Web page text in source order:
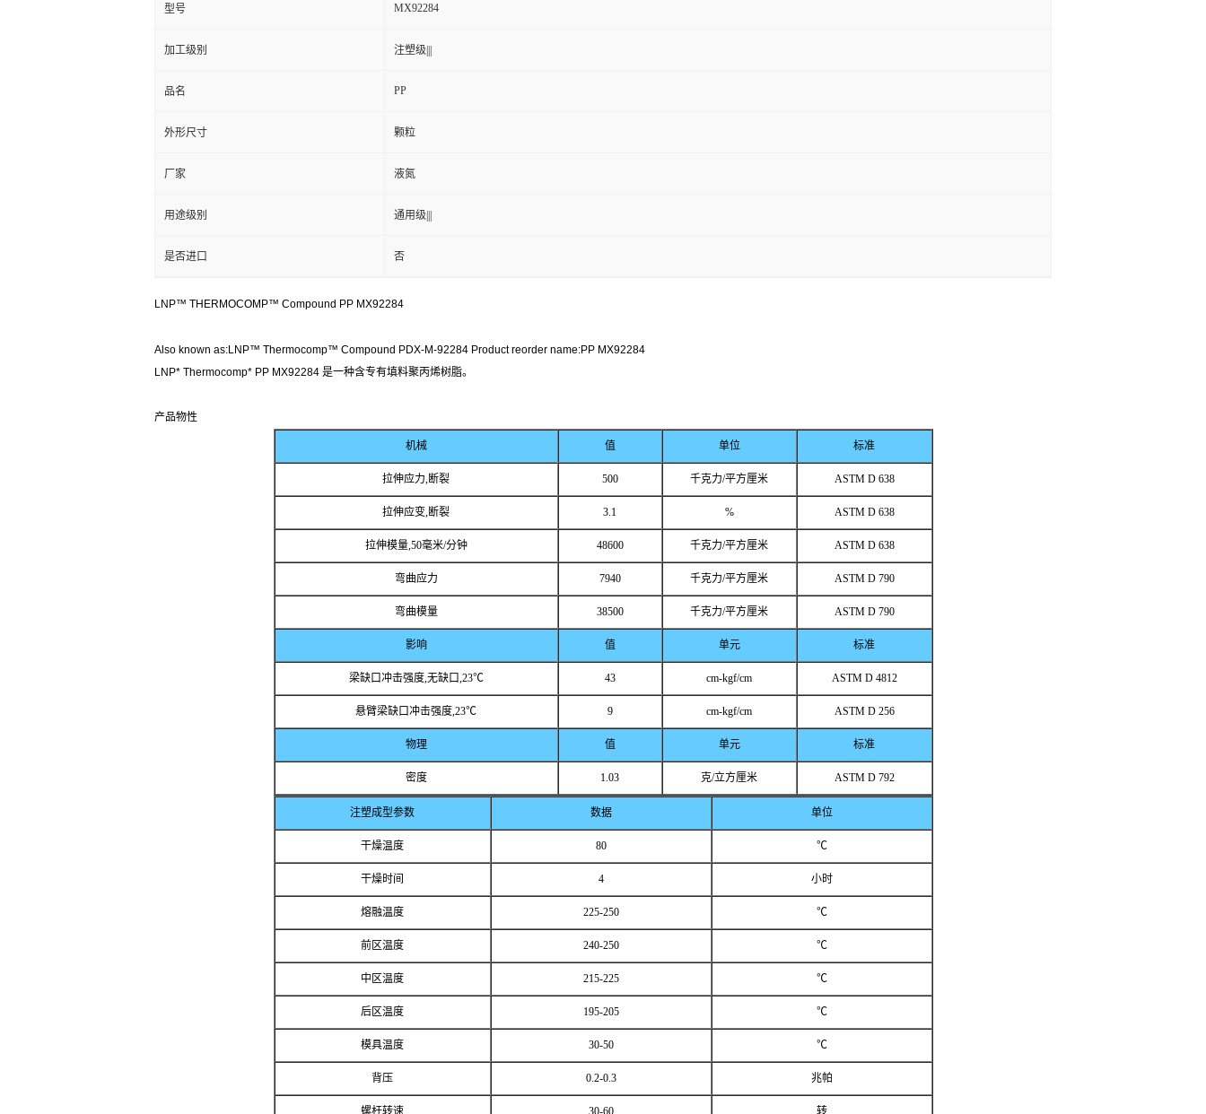
型号 MX92284
加工级别 注塑级|||
品名 PP
外形尺寸 颗粒
厂家 液氮
用途级别 通用级|||
是否进口 否
LNP™ THERMOCOMP™ Compound PP MX92284
Also known as:LNP™ Thermocomp™ Compound PDX-M-92284 Product reorder name:PP MX92284
LNP* Thermocomp* PP MX92284 是一种含专有填料聚丙烯树脂。
产品物性
机械 值 单位 标准
拉伸应力,断裂 500 千克力/平方厘米 ASTM D 638
拉伸应变,断裂 3.1 % ASTM D 638
拉伸模量,50毫米/分钟 48600 千克力/平方厘米 ASTM D 638
弯曲应力 7940 千克力/平方厘米 ASTM D 790
弯曲模量 38500 千克力/平方厘米 ASTM D 790
影响 值 单元 标准
梁缺口冲击强度,无缺口,23℃ 43 cm-kgf/cm ASTM D 4812
悬臂梁缺口冲击强度,23℃ 9 cm-kgf/cm ASTM D 256
物理 值 单元 标准
密度 1.03 克/立方厘米 ASTM D 792
注塑成型参数 数据 单位
干燥温度 80 ℃
干燥时间 4 小时
熔融温度 225-250 ℃
前区温度 240-250 ℃
中区温度 215-225 ℃
后区温度 195-205 ℃
模具温度 30-50 ℃
背压 0.2-0.3 兆帕
螺杆转速 30-60 转